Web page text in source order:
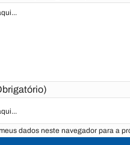
dados neste navegador para a